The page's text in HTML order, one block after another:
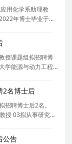
用化学系助理教
年博士毕业于北
年在美国北卡
授课题组拟招聘博
学能源与动力工程
交叉学科为核
2名博士后
聘博士后2名。
授 03拟从事研究内
重大专项研究项
公告